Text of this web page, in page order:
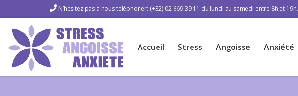
N’hésitez pas à nous téléphoner: (+32) 02 669 39 11 du lundi au samedi entre 8h et 19h.
Accueil Stress Angoisse Anxiété